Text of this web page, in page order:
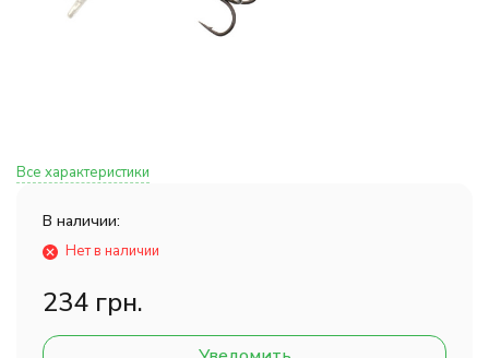
Все характеристики
В наличии:
Нет в наличии
234 грн.